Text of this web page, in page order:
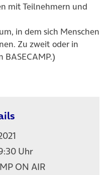
mit Teilnehmern und
in dem sich Menschen
Zu zweit oder in
- 19:30 Uhr
ON AIR